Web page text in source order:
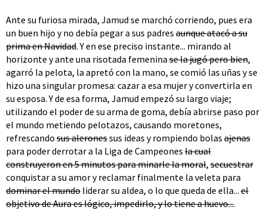
Ante su furiosa mirada, Jamud se marchó corriendo, pues era
un buen hijo y no debía pegar a sus padres aunque atacó a su
prima en Navidad. Y en ese preciso instante... mirando al
horizonte y ante una risotada femenina se la jugó pero bien,
agarró la pelota, la apretó con la mano, se comió las uñas y se
hizo una singular promesa: cazar a esa mujer y convertirla en
su esposa. Y de esa forma, Jamud empezó su largo viaje;
utilizando el poder de su arma de goma, debía abrirse paso por
el mundo metiendo pelotazos, causando moretones,
refrescando sus aleronessus ideas y rompiendo bolas ajenas
para poder derrotar a la Liga de Campeones la cual
construyeron en 5 minutos para minarle la moral, secuestrar
conquistar a su amor y reclamar finalmente la veleta para
dominar el mundo liderar su aldea, o lo que queda de ella... el
objetivo de Aura es lógico, impedirlo, y lo tiene a huevo....